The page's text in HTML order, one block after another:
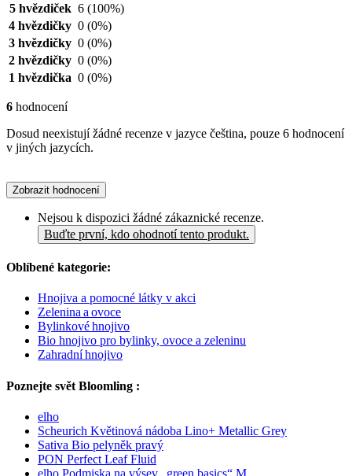
5 hvězdiček 6 (100%)
4 hvězdičky 0 (0%)
3 hvězdičky 0 (0%)
2 hvězdičky 0 (0%)
1 hvězdička 0 (0%)
6 hodnocení
Dosud neexistují žádné recenze v jazyce čeština, pouze 6 hodnocení
v jiných jazycích.
Zobrazit hodnocení
Nejsou k dispozici žádné zákaznické recenze.
Buďte první, kdo ohodnotí tento produkt.
Oblíbené kategorie:
Hnojiva a pomocné látky v akci
Zelenina a ovoce
Bylinkové hnojivo
Bio hnojivo pro bylinky, ovoce a zeleninu
Zahradní hnojivo
Poznejte svět Bloomling :
elho
Scheurich Květinová nádoba Lino+ Metallic Grey
Sativa Bio pelyněk pravý
PON Perfect Leaf Fluid
elho Podmiska na výsev „green basics“ M